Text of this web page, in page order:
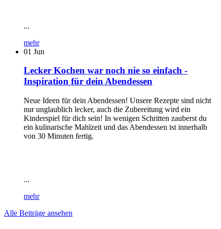
...
mehr
01 Jun
Lecker Kochen war noch nie so einfach -
Inspiration für dein Abendessen
Neue Ideen für dein Abendessen! Unsere Rezepte sind nicht
nur unglaublich lecker, auch die Zubereitung wird ein
Kinderspiel für dich sein! In wenigen Schritten zauberst du
ein kulinarische Mahlzeit und das Abendessen ist innerhalb
von 30 Minuten fertig.
...
mehr
Alle Beiträge ansehen